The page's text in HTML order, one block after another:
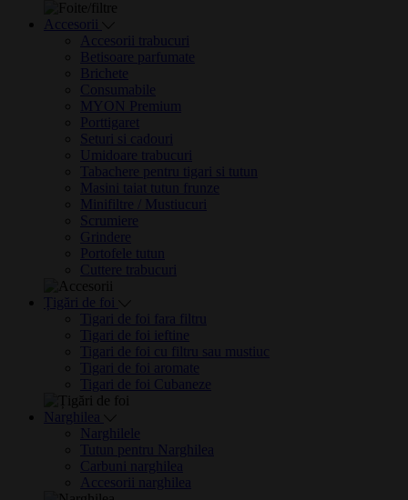
Accesorii
Accesorii trabucuri
Betisoare parfumate
Brichete
Consumabile
MYON Premium
Porttigaret
Seturi si cadouri
Umidoare trabucuri
Tabachere pentru tigari si tutun
Masini taiat tutun frunze
Minifiltre / Mustiucuri
Scrumiere
Grindere
Portofele tutun
Cuttere trabucuri
Țigări de foi
Tigari de foi fara filtru
Tigari de foi ieftine
Tigari de foi cu filtru sau mustiuc
Tigari de foi aromate
Tigari de foi Cubaneze
Narghilea
Narghilele
Tutun pentru Narghilea
Carbuni narghilea
Accesorii narghilea